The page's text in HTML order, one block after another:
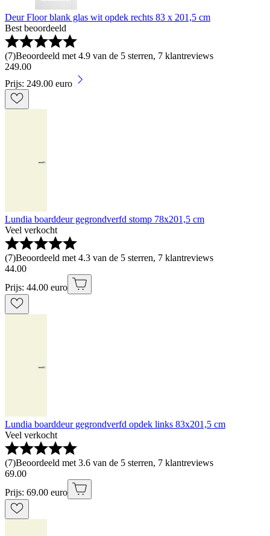
Deur Floor blank glas wit opdek rechts 83 x 201,5 cm
Best beoordeeld
(7)Beoordeeld met 4.9 van de 5 sterren, 7 klantreviews
249.00
Prijs: 249.00 euro
Lundia boarddeur gegrondverfd stomp 78x201,5 cm
Veel verkocht
(7)Beoordeeld met 4.3 van de 5 sterren, 7 klantreviews
44.00
Prijs: 44.00 euro
Lundia boarddeur gegrondverfd opdek links 83x201,5 cm
Veel verkocht
(7)Beoordeeld met 3.6 van de 5 sterren, 7 klantreviews
69.00
Prijs: 69.00 euro